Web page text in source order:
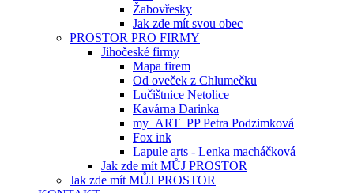
Žabovřesky
Jak zde mít svou obec
PROSTOR PRO FIRMY
Jihočeské firmy
Mapa firem
Od oveček z Chlumečku
Lučištnice Netolice
Kavárna Darinka
my_ART_PP Petra Podzimková
Fox ink
Lapule arts - Lenka macháčková
Jak zde mít MŮJ PROSTOR
Jak zde mít MŮJ PROSTOR